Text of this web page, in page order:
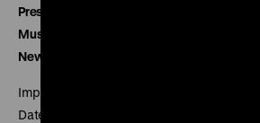
Presse
Museumsverein
Newsletter
Impressum
Datenschutz